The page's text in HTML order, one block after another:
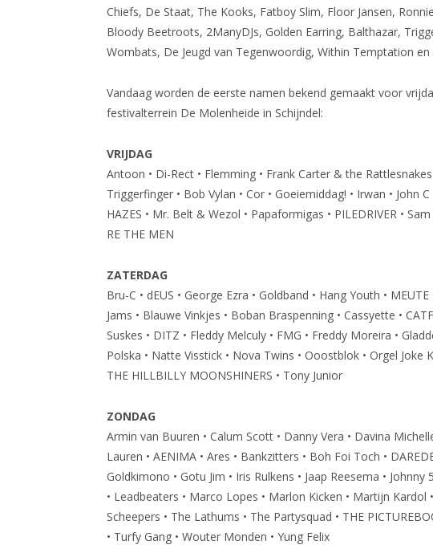
Chiefs, De Staat, The Kooks, Fatboy Slim, Floor Jansen,
Bloody Beetroots, 2ManyDJs, Golden Earring, Balthazar,
Wombats, De Jeugd van Tegenwoordig, Within Temptation en
Vandaag worden de eerste namen bekend gemaakt voor
festivalterrein De Molenheide in Schijndel:
VRIJDAG
Antoon • Di-Rect • Flemming • Frank Carter & the
Triggerfinger • Bob Vylan • Cor • Goeiemiddag! • Irwan • John
HAZES • Mr. Belt & Wezol • Papaformigas • PILEDRIVER •
RE THE MEN
ZATERDAG
Bru-C • dEUS • George Ezra • Goldband • Hang Youth •
Jams • Blauwe Vinkjes • Boban Braspenning • Cassyette •
Suskes • DITZ • Fleddy Melculy • FMG • Freddy Moreira •
Polska • Natte Visstick • Nova Twins • Ooostblok • Orgel Joke
THE HILLBILLY MOONSHINERS • Tony Junior
ZONDAG
Armin van Buuren • Calum Scott • Danny Vera • Davina
Lauren • AENIMA • Ares • Bankzitters • Boh Foi Toch •
Goldkimono • Gotu Jim • Iris Rulkens • Jaap Reesema •
• Leadbeaters • Marco Lopes • Marlon Kicken • Martijn Kardol
Scheepers • The Lathums • The Partysquad • THE
• Turfy Gang • Wouter Monden • Yung Felix